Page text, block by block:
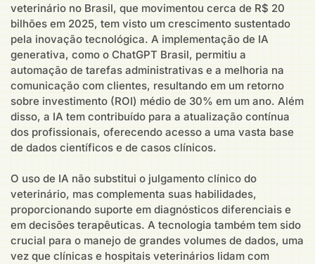
veterinário no Brasil, que movimentou cerca de R$ 20
bilhões em 2025, tem visto um crescimento sustentado
pela inovação tecnológica. A implementação de IA
generativa, como o ChatGPT Brasil, permitiu a
automação de tarefas administrativas e a melhoria na
comunicação com clientes, resultando em um retorno
sobre investimento (ROI) médio de 30% em um ano. Além
disso, a IA tem contribuído para a atualização contínua
dos profissionais, oferecendo acesso a uma vasta base
de dados científicos e de casos clínicos.
O uso de IA não substitui o julgamento clínico do
veterinário, mas complementa suas habilidades,
proporcionando suporte em diagnósticos diferenciais e
em decisões terapêuticas. A tecnologia também tem sido
crucial para o manejo de grandes volumes de dados, uma
vez que clínicas e hospitais veterinários lidam com